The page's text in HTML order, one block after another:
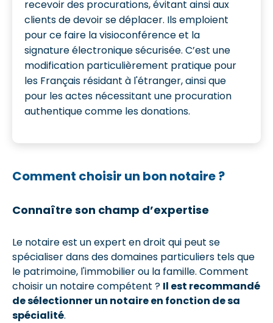
recevoir des procurations, évitant ainsi aux
clients de devoir se déplacer. Ils emploient
pour ce faire la visioconférence et la
signature électronique sécurisée. C’est une
modification particulièrement pratique pour
les Français résidant à l'étranger, ainsi que
pour les actes nécessitant une procuration
authentique comme les donations.
Comment choisir un bon notaire ?
Connaître son champ d’expertise
Le notaire est un expert en droit qui peut se
spécialiser dans des domaines particuliers tels que
le patrimoine, l'immobilier ou la famille. Comment
choisir un notaire compétent ? Il est recommandé
de sélectionner un notaire en fonction de sa
spécialité.